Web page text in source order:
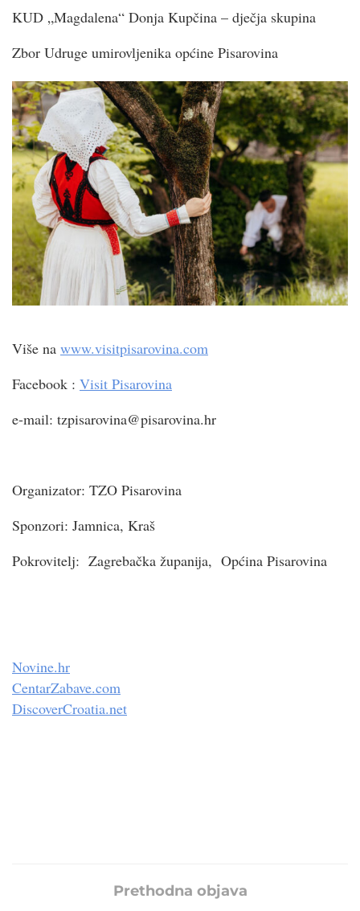
KUD „Magdalena“ Donja Kupčina – dječja skupina
Zbor Udruge umirovljenika općine Pisarovina
Više na www.visitpisarovina.com
Facebook : Visit Pisarovina
e-mail: tzpisarovina@pisarovina.hr
Organizator: TZO Pisarovina
Sponzori: Jamnica, Kraš
Pokrovitelj: Zagrebačka županija, Općina Pisarovina
Novine.hr
CentarZabave.com
DiscoverCroatia.net
Prethodna objava